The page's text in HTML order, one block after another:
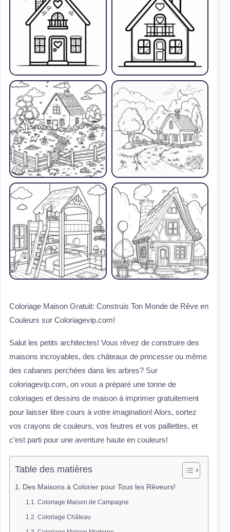
Coloriage Maison Gratuit: Construis Ton Monde de Rêve en
Couleurs sur Coloriagevip.com!
Salut les petits architectes! Vous rêvez de construire des
maisons incroyables, des châteaux de princesse ou même
des cabanes perchées dans les arbres? Sur
coloriagevip.com, on vous a préparé une tonne de
coloriages et dessins de maison à imprimer gratuitement
pour laisser libre cours à votre imagination! Alors, sortez
vos crayons de couleurs, vos feutres et vos paillettes, et
c’est parti pour une aventure haute en couleurs!
Table des matières
Des Maisons à Colorier pour Tous les Rêveurs!
Coloriage Maison de Campagne
Coloriage Château